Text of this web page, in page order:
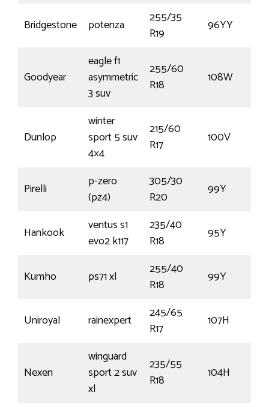
Bridgestone potenza
255/35
R19
96YY
Goodyear
eagle f1
asymmetric
3 suv
255/60
R18
108W
Dunlop
winter
sport 5 suv
4×4
215/60
R17
100V
Pirelli
p-zero
(pz4)
305/30
R20
99Y
Hankook
ventus s1
evo2 k117
235/40
R18
95Y
Kumho ps71 xl
255/40
R18
99Y
Uniroyal rainexpert
245/65
R17
107H
Nexen
winguard
sport 2 suv
xl
235/55
R18
104H